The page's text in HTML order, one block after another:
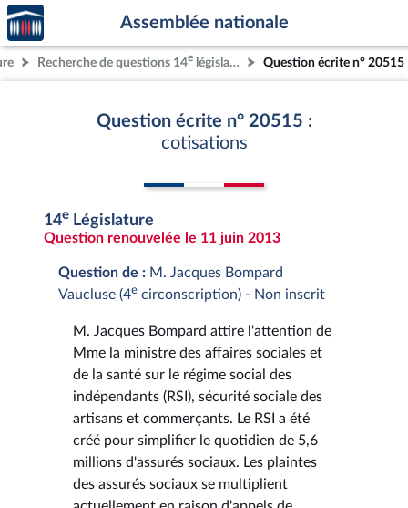
Aller au contenu
Aller en bas de la page
Accèder
à la
page
d'accueil
Assemblée nationale
Recherche de questions 14e législature Question écrite n° 20515
Question écrite n° 20515 :
cotisations
14e Législature
Question renouvelée le 11 juin 2013
Question de : M. Jacques Bompard
Vaucluse (4e circonscription) - Non inscrit
M. Jacques Bompard attire l'attention de
Mme la ministre des affaires sociales et
de la santé sur le régime social des
indépendants (RSI), sécurité sociale des
artisans et commerçants. Le RSI a été
créé pour simplifier le quotidien de 5,6
millions d'assurés sociaux. Les plaintes
des assurés sociaux se multiplient